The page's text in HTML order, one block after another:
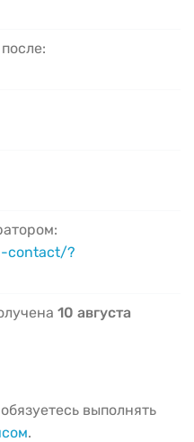
contact/?
10 августа
выполнять
.